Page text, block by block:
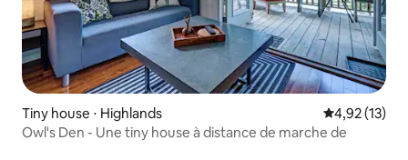
Tiny house ⋅ Highlands Évaluation
4,92 (13)
Owl's Den - Une tiny house à distance de marche de